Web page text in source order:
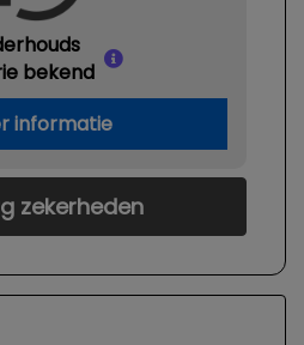
bekend
informatie
zekerheden